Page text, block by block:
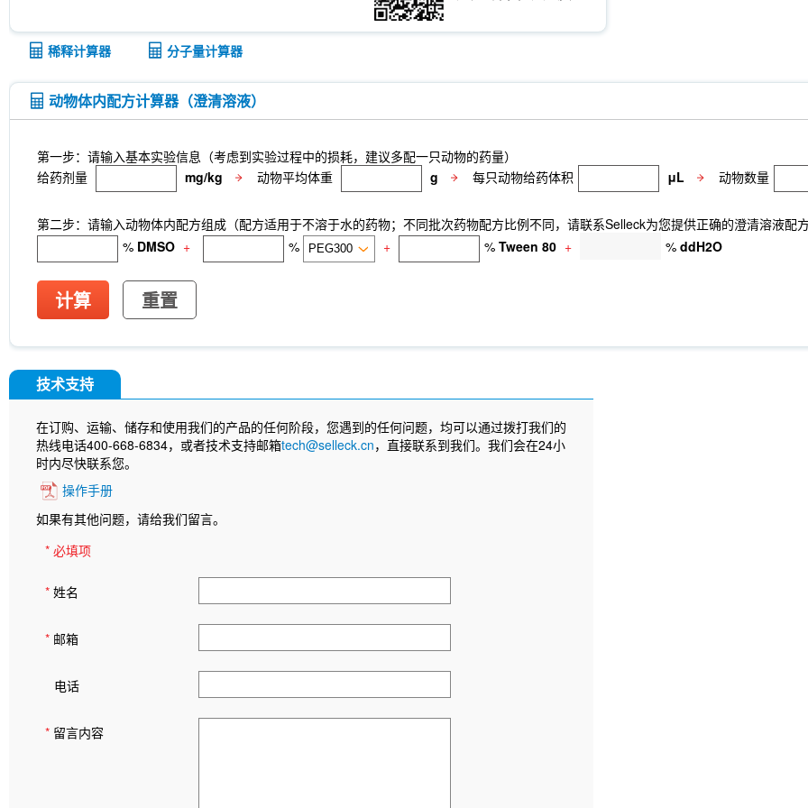
稀释计算器 分子量计算器
动物体内配方计算器（澄清溶液）
第一步：请输入基本实验信息（考虑到实验过程中的损耗，建议多配一只动物的药量）
给药剂量
mg/kg 动物平均体重 g 每只动物给药体积 μL 动物数量
第二步：请输入动物体内配方组成（配方适用于不溶于水的药物；不同批次药物配方比例不同，请联系Selleck为您提供正确的澄清溶液配
% DMSO + % + % Tween 80 + % ddH2O
计算 重置
技术支持
在订购、运输、储存和使用我们的产品的任何阶段，您遇到的任何问题，均可以通过拨打我们的
热线电话400-668-6834，或者技术支持邮箱tech@selleck.cn，直接联系到我们。我们会在24小
时内尽快联系您。
操作手册
如果有其他问题，请给我们留言。
* 必填项
* 姓名
* 邮箱
电话
* 留言内容